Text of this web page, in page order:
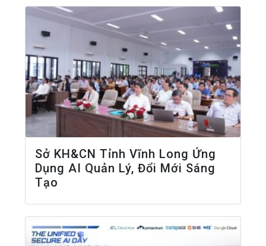
Sở KH&CN Tỉnh Vĩnh Long Ứng
Dụng AI Quản Lý, Đổi Mới Sáng
Tạo